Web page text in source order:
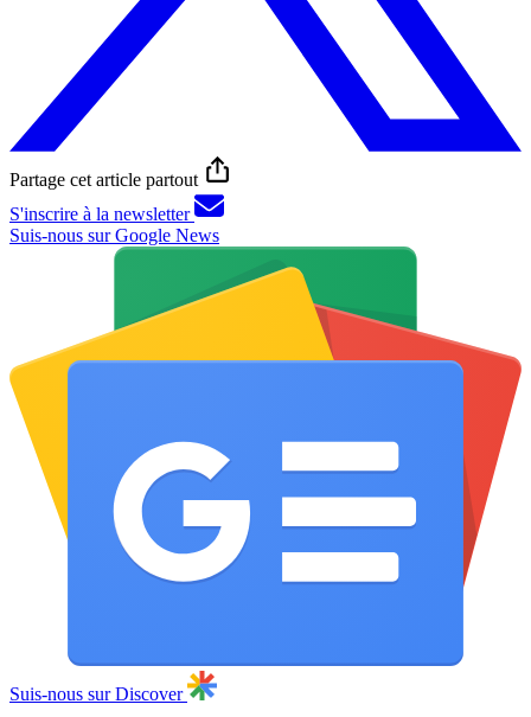
Partage cet article partout
S'inscrire à la newsletter
Suis-nous sur Google News
Suis-nous sur Discover